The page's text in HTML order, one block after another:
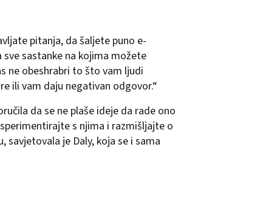
pitanja, da šaljete puno e-
sastanke na kojima možete
ne obeshrabri to što vam ljudi
ili vam daju negativan odgovor.“
da se ne plaše ideje da rade ono
s njima i razmišljajte o
je Daly, koja se i sama